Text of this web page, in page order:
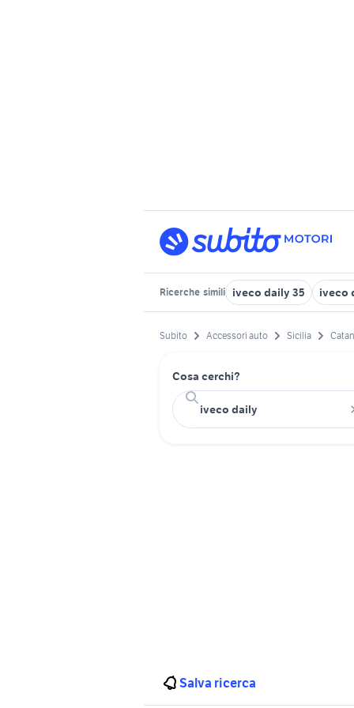
Ricerche simili iveco daily 35 iveco
Subito Accessori auto Sicilia
Cosa cerchi?
Salva ricerca